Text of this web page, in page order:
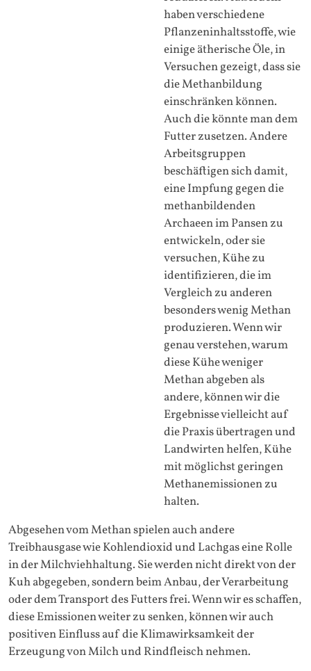
haben verschiedene
Pflanzeninhaltsstoffe, wie
einige ätherische Öle, in
Versuchen gezeigt, dass sie
die Methanbildung
einschränken können.
Auch die könnte man dem
Futter zusetzen. Andere
Arbeitsgruppen
beschäftigen sich damit,
eine Impfung gegen die
methanbildenden
Archaeen im Pansen zu
entwickeln, oder sie
versuchen, Kühe zu
identifizieren, die im
Vergleich zu anderen
besonders wenig Methan
produzieren. Wenn wir
genau verstehen, warum
diese Kühe weniger
Methan abgeben als
andere, können wir die
Ergebnisse vielleicht auf
die Praxis übertragen und
Landwirten helfen, Kühe
mit möglichst geringen
Methanemissionen zu
halten.
Abgesehen vom Methan spielen auch andere
Treibhausgase wie Kohlendioxid und Lachgas eine Rolle
in der Milchviehhaltung. Sie werden nicht direkt von der
Kuh abgegeben, sondern beim Anbau, der Verarbeitung
oder dem Transport des Futters frei. Wenn wir es schaffen,
diese Emissionen weiter zu senken, können wir auch
positiven Einfluss auf die Klimawirksamkeit der
Erzeugung von Milch und Rindfleisch nehmen.